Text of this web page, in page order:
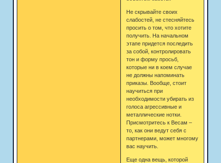
Не скрывайте своих
слабостей, не стесняйтесь
просить о том, что хотите
получить. На начальном
этапе придется последить
за собой, контролировать
тон и форму просьб,
которые ни в коем случае
не должны напоминать
приказы. Вообще, стоит
научиться при
необходимости убирать из
голоса агрессивные и
металлические нотки.
Присмотритесь к Весам –
то, как они ведут себя с
партнерами, может многому
вас научить.
Еще одна вещь, которой